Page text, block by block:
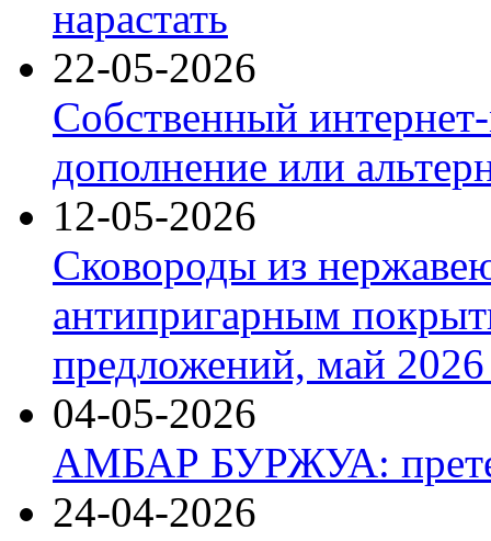
нарастать
22-05-2026
Собственный
дополнение или
12-05-2026
Сковороды из
антипригарным
предложений, май 2026
04-05-2026
АМБАР БУРЖУА:
24-04-2026